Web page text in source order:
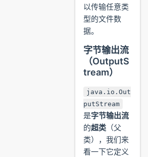
以传输任意类
型的文件数
据。
字节输出流
（OutputS
tream）
java.io.Out
putStream
是字节输出流
的超类 （父
类），我们来
看一下它定义